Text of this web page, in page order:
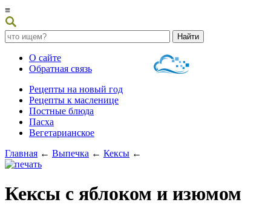
≡
О сайте
Обратная связь
Рецепты на новый год
Рецепты к масленице
Постные блюда
Пасха
Вегетарианское
Главная ← Выпечка ← Кексы ←
Кексы с яблоком и изюмом